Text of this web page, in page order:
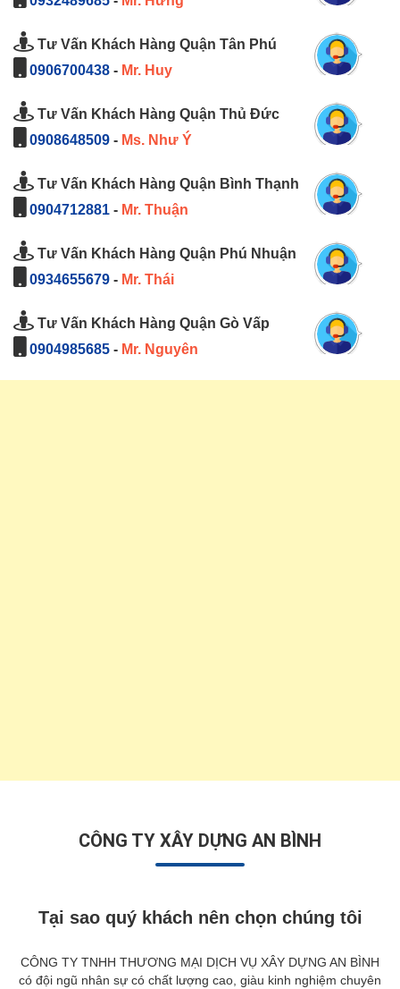
Tư Vấn Khách Hàng Quận Tân Phú
0906700438 - Mr. Huy
Tư Vấn Khách Hàng Quận Thủ Đức
0908648509 - Ms. Như Ý
Tư Vấn Khách Hàng Quận Bình Thạnh
0904712881 - Mr. Thuận
Tư Vấn Khách Hàng Quận Phú Nhuận
0934655679 - Mr. Thái
Tư Vấn Khách Hàng Quận Gò Vấp
0904985685 - Mr. Nguyên
CÔNG TY XÂY DỰNG AN BÌNH
Tại sao quý khách nên chọn chúng tôi
CÔNG TY TNHH THƯƠNG MẠI DỊCH VỤ XÂY DỰNG AN BÌNH
có đội ngũ nhân sự có chất lượng cao, giàu kinh nghiệm chuyên